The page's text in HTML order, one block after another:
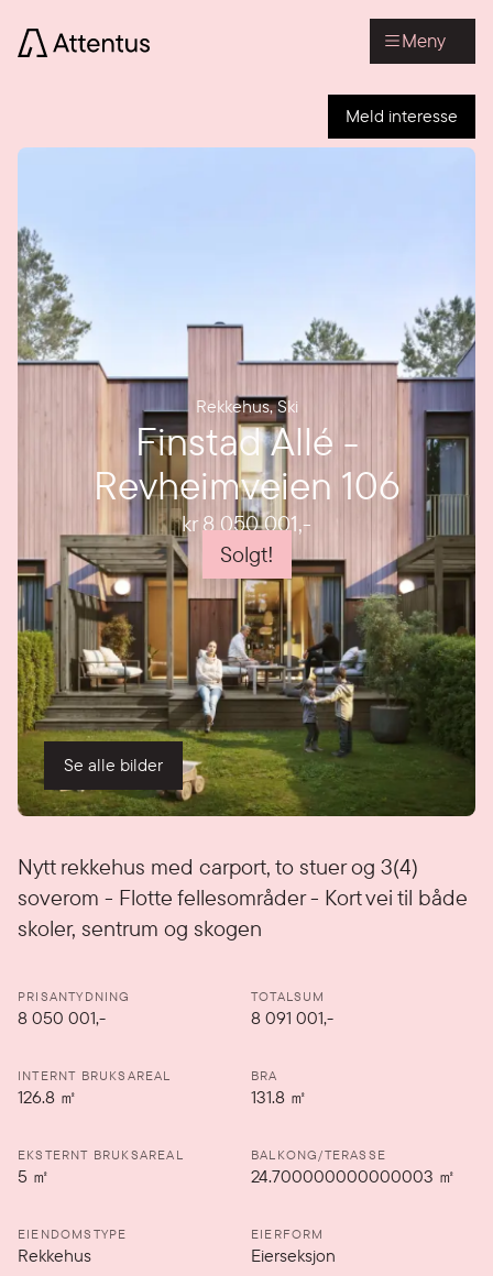
Meny
Meld interesse
Rekkehus,Ski
Finstad Allé -
Revheimveien 106
kr 8 050 001,-
Solgt!
Se alle bilder
Nytt rekkehus med carport, to stuer og 3(4)
soverom - Flotte fellesområder - Kort vei til både
skoler, sentrum og skogen
Detaljer
PRISANTYDNING
8 050 001,-
TOTALSUM
8 091 001,-
INTERNT BRUKSAREAL
126.8 ㎡
BRA
131.8 ㎡
EKSTERNT BRUKSAREAL
5 ㎡
BALKONG/TERASSE
24.700000000000003 ㎡
EIENDOMSTYPE
Rekkehus
EIERFORM
Eierseksjon